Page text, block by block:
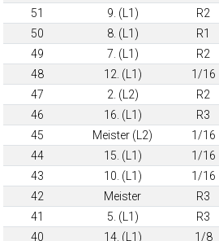
51
9. (L1) R2
50
8. (L1) R1
49
7. (L1) R2
48
12. (L1) 1/16
47
2. (L2) R2
46
16. (L1) R3
45
Meister (L2) 1/16
44
15. (L1) 1/16
43
10. (L1) 1/16
42
Meister R3
41
5. (L1) R3
40
14. (L1) 1/8